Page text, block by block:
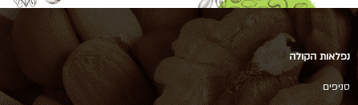
נפלאות הקולה
סניפים